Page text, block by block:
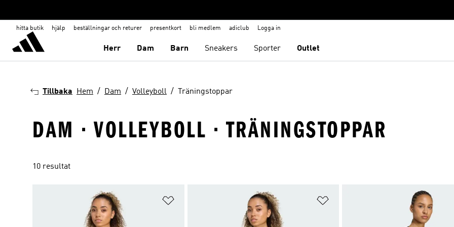
hitta butik hjälp beställningar och returer presentkort bli medlem adiclub Logga in
Herr Dam Barn Sneakers Sporter Outlet
Tillbaka Hem Dam Volleyboll Träningstoppar
DAM · VOLLEYBOLL · TRÄNINGSTOPPAR
10 resultat
Lägg till på önskelistan Lägg till på önskelistan